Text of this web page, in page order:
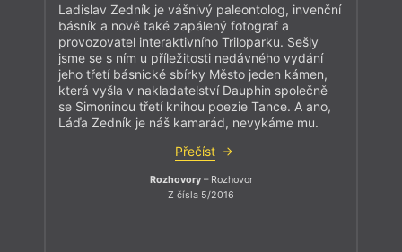
Ladislav Zedník je vášnivý paleontolog, invenční
básník a nově také zapálený fotograf a
provozovatel interaktivního Triloparku. Sešly
jsme se s ním u příležitosti nedávného vydání
jeho třetí básnické sbírky Město jeden kámen,
která vyšla v nakladatelství Dauphin společně
se Simoninou třetí knihou poezie Tance. A ano,
Láďa Zedník je náš kamarád, nevykáme mu.
Přečíst
Rozhovory– Rozhovor
Z čísla 5/2016